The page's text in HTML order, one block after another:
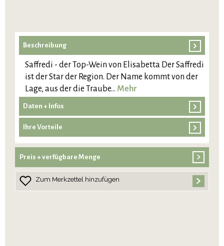
Beschreibung
Saffredi - der Top-Wein von Elisabetta Der Saffredi
ist der Star der Region. Der Name kommt von der
Lage, aus der die Traube… Mehr
Daten + Infos
Ihre Vorteile
Preis + verfügbare Menge
Zum Merkzettel hinzufügen